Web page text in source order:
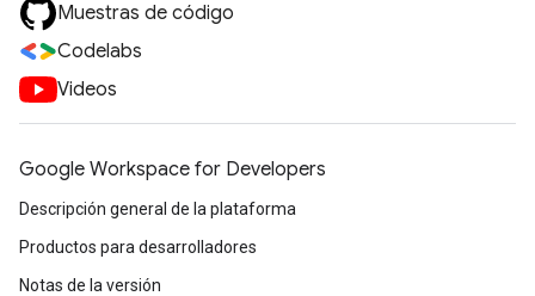
Muestras de código
Codelabs
Videos
Google Workspace for Developers
Descripción general de la plataforma
Productos para desarrolladores
Notas de la versión